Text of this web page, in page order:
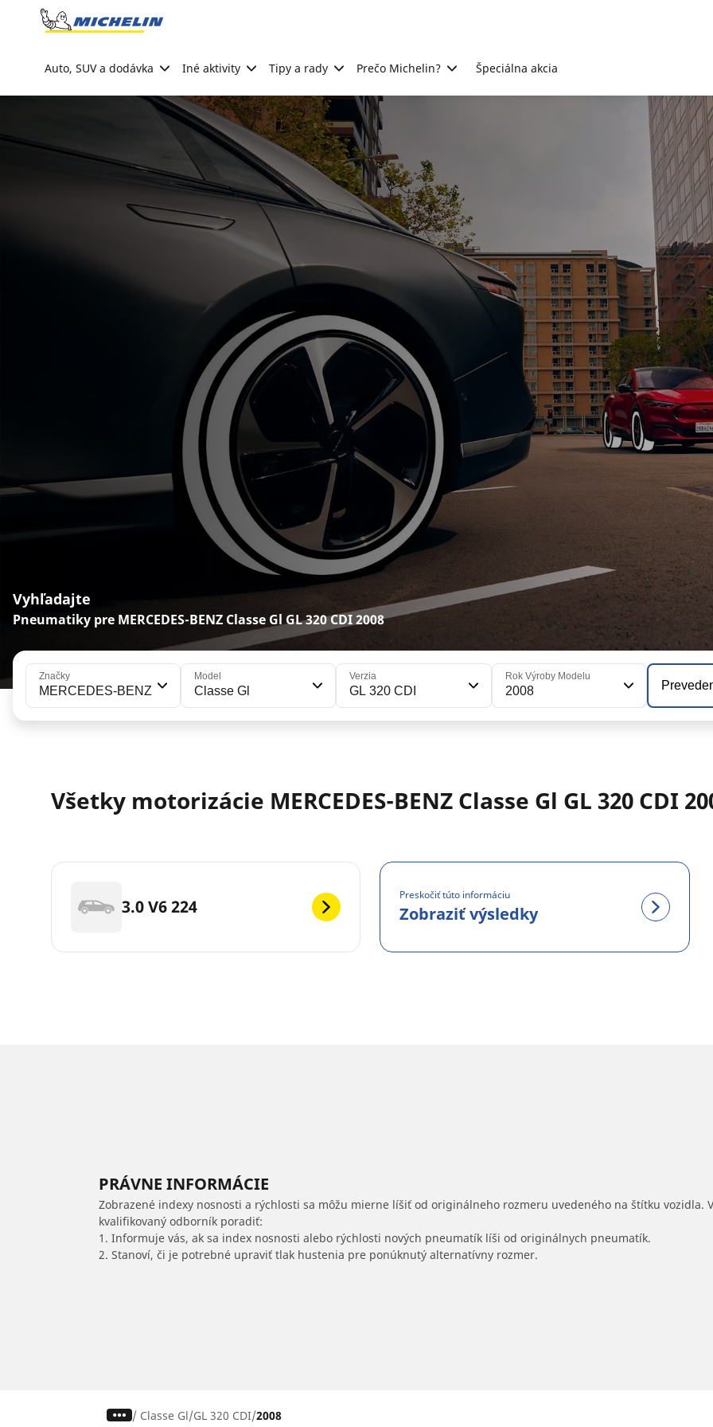
Go to page content
Auto, SUV a dodávka Iné aktivity Tipy a rady Prečo Michelin? Špeciálna akcia
Vyhľadajte
Pneumatiky pre MERCEDES-BENZ Classe Gl GL 320 CDI 2008
Značky
MERCEDES-BENZ
Model
Classe Gl
Verzia
GL 320 CDI
Rok Výroby Modelu
2008
Všetky motorizácie MERCEDES-BENZ Classe Gl GL 320 CDI
3.0 V6 224
Preskočiť túto informáciu
Zobraziť výsledky
PRÁVNE INFORMÁCIE
Zobrazené indexy nosnosti a rýchlosti sa môžu mierne líšiť od originálneho rozmeru uvedeného na štítku vozidla.
kvalifikovaný odborník poradiť:
1. Informuje vás, ak sa index nosnosti alebo rýchlosti nových pneumatík líši od originálnych pneumatík.
2. Stanoví, či je potrebné upraviť tlak hustenia pre ponúknutý alternatívny rozmer.
/ Classe Gl GL 320 CDI 2008